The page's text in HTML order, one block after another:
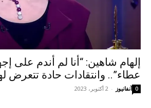
إلهام شاهين: “أنا لم أندم على
عطاء”.. وانتقادات حادة تتعرض
آنفانيوز - 2 أكتوبر، 2023 0